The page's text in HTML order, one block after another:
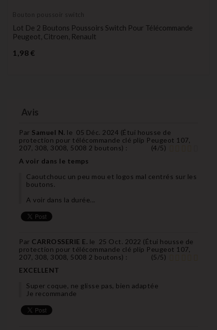
Bouton poussoir switch
Lot De 2 Boutons Poussoirs Switch Pour Télécommande
Peugeot, Citroen, Renault
1,98 €
Avis
Par Samuel N. le 05 Déc. 2024 (Étui housse de
protection pour télécommande clé plip Peugeot 107,
207, 308, 3008, 5008 2 boutons) : (4/5)
A voir dans le temps
Caoutchouc un peu mou et logos mal centrés sur les
boutons.
A voir dans la durée...
Par CARROSSERIE E. le 25 Oct. 2022 (Étui housse de
protection pour télécommande clé plip Peugeot 107,
207, 308, 3008, 5008 2 boutons) : (5/5)
EXCELLENT
Super coque, ne glisse pas, bien adaptée
Je recommande